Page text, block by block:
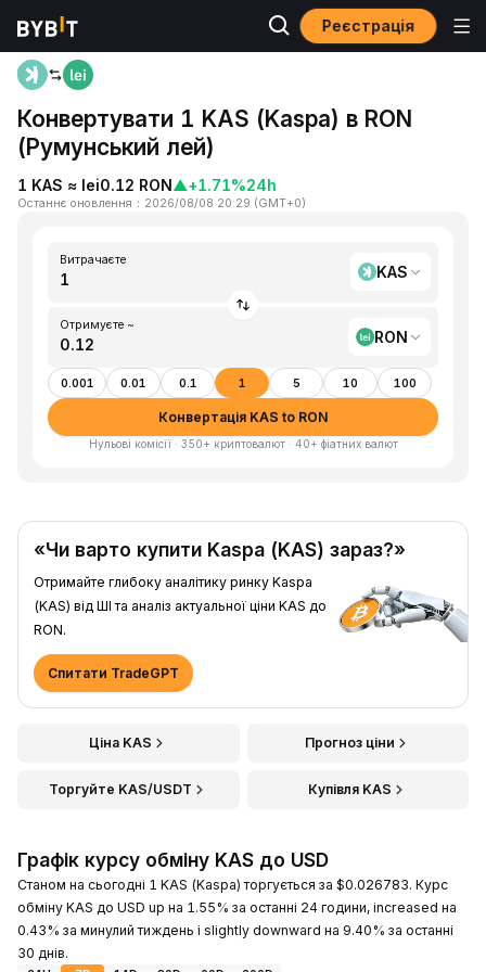
Реєстрація
Головна
Конвертувати 1 KAS (Kaspa) в RON
(Румунський лей)
1 KAS ≈ lei0.12 RON▲+1.71%24h
Останнє оновлення ： 2026/08/08 20:29 (GMT+0)
Витрачаєте
KAS
Отримуєте ~
RON
0.001 0.01 0.1 1 5 10 100
Конвертація KAS to RON
Нульові комісії · 350+ криптовалют · 40+ фіатних валют
«Чи варто купити Kaspa (KAS) зараз?»
Отримайте глибоку аналітику ринку Kaspa
(KAS) від ШІ та аналіз актуальної ціни KAS до
RON.
Спитати TradeGPT
Ціна KAS Прогноз ціни
Торгуйте KAS/USDT Купівля KAS
Графік курсу обміну KAS до USD
Станом на сьогодні 1 KAS (Kaspa) торгується за $0.026783. Курс
обміну KAS до USD up на 1.55% за останні 24 години, increased на
0.43% за минулий тиждень і slightly downward на 9.40% за останні
30 днів.